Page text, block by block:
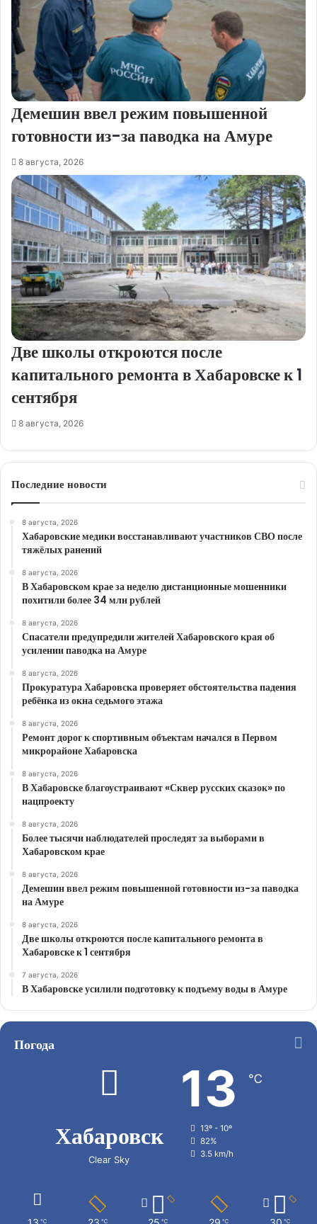
Демешин ввел режим повышенной
готовности из-за паводка на Амуре
8 августа, 2026
Две школы откроются после
капитального ремонта в Хабаровске к 1
сентября
8 августа, 2026
Последние новости
8 августа, 2026
Хабаровские медики восстанавливают участников СВО после
тяжёлых ранений
8 августа, 2026
В Хабаровском крае за неделю дистанционные мошенники
похитили более 34 млн рублей
8 августа, 2026
Спасатели предупредили жителей Хабаровского края об
усилении паводка на Амуре
8 августа, 2026
Прокуратура Хабаровска проверяет обстоятельства падения
ребёнка из окна седьмого этажа
8 августа, 2026
Ремонт дорог к спортивным объектам начался в Первом
микрорайоне Хабаровска
8 августа, 2026
В Хабаровске благоустраивают «Сквер русских сказок» по
нацпроекту
8 августа, 2026
Более тысячи наблюдателей проследят за выборами в
Хабаровском крае
8 августа, 2026
Демешин ввел режим повышенной готовности из-за паводка
на Амуре
8 августа, 2026
Две школы откроются после капитального ремонта в
Хабаровске к 1 сентября
7 августа, 2026
В Хабаровске усилили подготовку к подъему воды в Амуре
Погода
Хабаровск
Clear Sky
13 ℃
13º - 10º
82%
3.5 km/h
℃ ℃ ℃ ℃ ℃